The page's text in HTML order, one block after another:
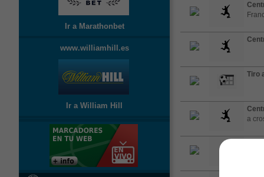
Ir a Marathonbet
www.williamhill.es
Ir a William Hill
Tiro
a